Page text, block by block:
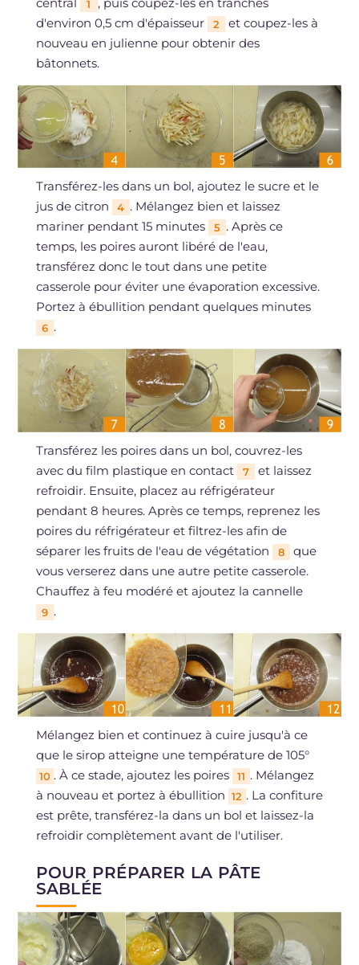
1
d'environ 0,5 cm d'épaisseur
2
et coupez-les à
nouveau en julienne pour obtenir des
bâtonnets.
Transférez-les dans un bol, ajoutez le sucre et le
jus de citron
4 . Mélangez bien et laissez
mariner pendant 15 minutes
5 . Après ce
temps, les poires auront libéré de l'eau,
transférez donc le tout dans une petite
casserole pour éviter une évaporation excessive.
Portez à ébullition pendant quelques minutes
6 .
Transférez les poires dans un bol, couvrez-les
avec du film plastique en contact
7
et laissez
refroidir. Ensuite, placez au réfrigérateur
pendant 8 heures. Après ce temps, reprenez les
poires du réfrigérateur et filtrez-les afin de
séparer les fruits de l'eau de végétation
8
que
vous verserez dans une autre petite casserole.
Chauffez à feu modéré et ajoutez la cannelle
9 .
Mélangez bien et continuez à cuire jusqu'à ce
que le sirop atteigne une température de 105°
10 . À ce stade, ajoutez les poires 11 . Mélangez
à nouveau et portez à ébullition 12 . La confiture
est prête, transférez-la dans un bol et laissez-la
refroidir complètement avant de l'utiliser.
POUR PRÉPARER LA PÂTE
SABLÉE